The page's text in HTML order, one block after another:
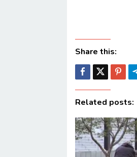
Share this:
Related posts: